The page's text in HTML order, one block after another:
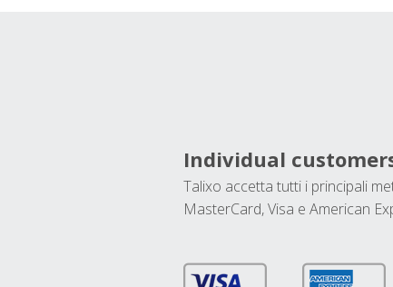
Individual
Talixo accetta tutti i principali
MasterCard, Visa e American